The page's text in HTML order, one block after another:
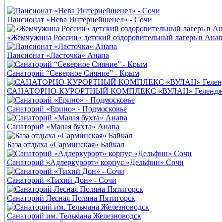
Пансионат «Нева Интернейшенел» - Сочи
«Жемчужина России» детский оздоровительный лагерь в
Пансионат «Ласточка» Анапа
Санаторий “Северное Сияние” - Крым
САНАТОРНО-КУРОРТНЫЙ КОМПЛЕКС «ВУЛАН»
Санаторий «Ерино» - Подмосковье
Санаторий «Малая бухта» Анапа
База отдыха «Сарминская» Байкал
Санаторий «Адлеркурорт» корпус «Дельфин» Сочи
Санаторий «Тихий Дон» - Сочи
Санаторий Лесная Поляна Пятигорск
Санаторий им. Тельмана Железноводск